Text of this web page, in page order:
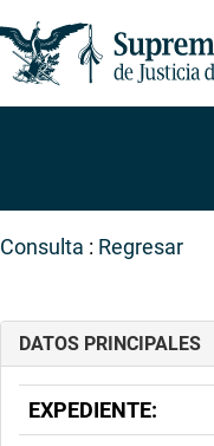
Consulta : Regresar
DATOS PRINCIPALES
EXPEDIENTE: